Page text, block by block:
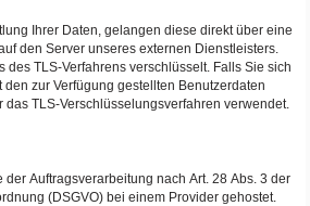
Ihrer Daten, gelangen diese direkt über eine
den Server unseres externen Dienstleisters.
des TLS-Verfahrens verschlüsselt. Falls Sie sich
zur Verfügung gestellten Benutzerdaten
das TLS-Verschlüsselungsverfahren verwendet.
der Auftragsverarbeitung nach Art. 28 Abs. 3 der
(DSGVO) bei einem Provider gehostet.